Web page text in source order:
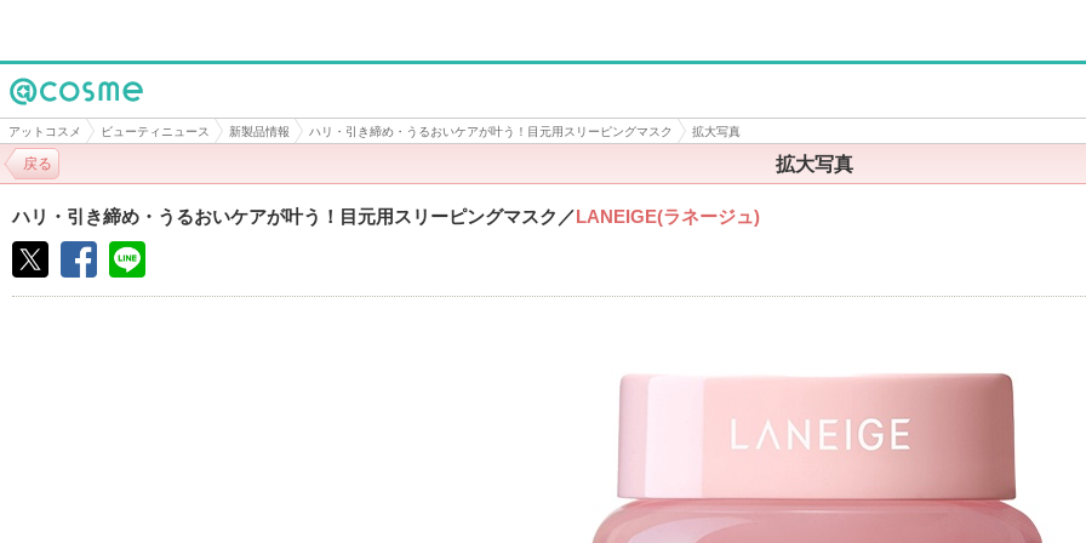
@cosme
アットコスメ ビューティニュース 新製品情報 ハリ・引き締め・うるおいケアが叶う！目元用スリーピングマスク 拡大写真
拡大写真
戻る
ハリ・引き締め・うるおいケアが叶う！目元用スリーピングマスク ／LANEIGE(ラネージュ)